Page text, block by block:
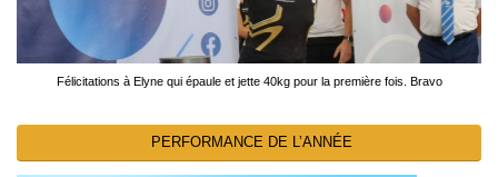
Félicitations à Elyne qui épaule et jette 40kg pour la première fois. Bravo
PERFORMANCE DE L’ANNÉE